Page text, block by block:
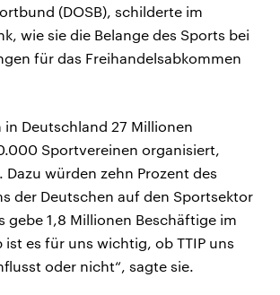
(DOSB), schilderte im
wie sie die Belange des Sports bei
für das Freihandelsabkommen
in Deutschland 27 Millionen
Sportvereinen organisiert,
Dazu würden zehn Prozent des
der Deutschen auf den Sportsektor
gebe 1,8 Millionen Beschäftige im
ist es für uns wichtig, ob TTIP uns
oder nicht“, sagte sie.